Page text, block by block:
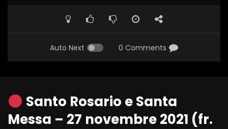
Auto Next 0 Comments
Santo Rosario e Santa
Messa – 27 novembre 2021 (fr.